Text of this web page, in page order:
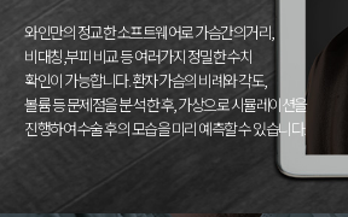
와인만의 정교한 소프트웨어로 가슴간의거리,
비대칭,부피 비교 등 여러가지 정밀한 수치
확인이 가능합니다. 환자 가슴의 비례와 각도,
볼륨 등 문제점을 분석 한 후, 가상으로 시뮬레이션을
진행하여 수술 후의 모습을 미리 예측할 수 있습니다.